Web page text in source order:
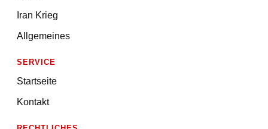
Iran Krieg
Allgemeines
SERVICE
Startseite
Kontakt